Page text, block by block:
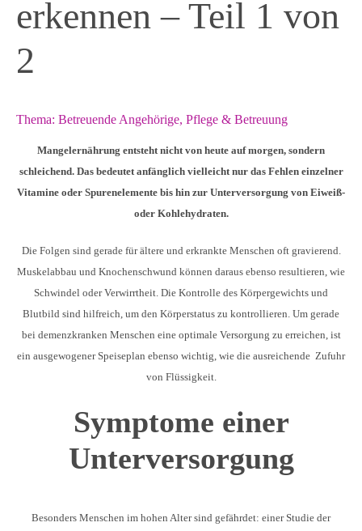
erkennen – Teil 1 von
2
Thema: Betreuende Angehörige, Pflege & Betreuung
Mangelernährung entsteht nicht von heute auf morgen, sondern
schleichend. Das bedeutet anfänglich vielleicht nur das Fehlen einzelner
Vitamine oder Spurenelemente bis hin zur Unterversorgung von Eiweiß-
oder Kohlehydraten.
Die Folgen sind gerade für ältere und erkrankte Menschen oft gravierend.
Muskelabbau und Knochenschwund können daraus ebenso resultieren, wie
Schwindel oder Verwirrtheit. Die Kontrolle des Körpergewichts und
Blutbild sind hilfreich, um den Körperstatus zu kontrollieren. Um gerade
bei demenzkranken Menschen eine optimale Versorgung zu erreichen, ist
ein ausgewogener Speiseplan ebenso wichtig, wie die ausreichende Zufuhr
von Flüssigkeit.
Symptome einer
Unterversorgung
Besonders Menschen im hohen Alter sind gefährdet: einer Studie der